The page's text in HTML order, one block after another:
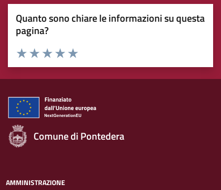
Quanto sono chiare le informazioni su questa
pagina?
Rating:
Valuta 5 stelle su 5
Valuta 4 stelle su 5
Valuta 3 stelle su 5
Valuta 2 stelle su 5
Valuta 1 stelle su 5
Comune di Pontedera
AMMINISTRAZIONE